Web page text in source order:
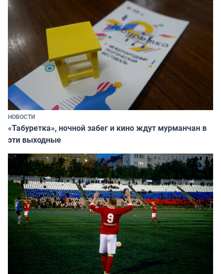
НОВОСТИ
«Табуретка», ночной забег и кино ждут мурманчан в
эти выходные